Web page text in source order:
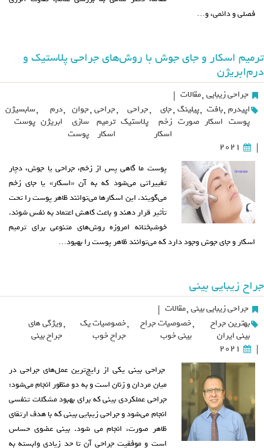
فصلی و دائمی، و…
ترمیم اسکار و جای جوش با روش‌های جراحی پلاستیک و
درم‌ابریژن
جراحی زیبایی ,مقالات |
اپیدرم
پوست
,بافت
اسکار
,پیلینگ
صورت
,جای
زخم
اسکار
,جراحی
پلاستیک
,جراحی
ترمیم
اسکار
,جوان
سازی
پوست
,درم
ابریژن
,سابسیژن
پوست
|
2021
پوست ما گاهی پس از زخم، جراحی یا جوش، دچار
تغییراتی می‌شود که به آن «اسکار» یا جای زخم
می‌گویند. این اسکارها می‌توانند ظاهر پوست را تحت
تأثیر قرار دهند و باعث کاهش اعتماد به نفس شوند.
خوشبختانه امروزه روش‌های متنوعی برای ترمیم
اسکار و جای جوش وجود دارد که می‌توانند ظاهر پوست را بهبود…
جراح زیبایی بینی
جراحی زیبایی بینی ,مقالات |
بهترین جراح
بینی ایران
,خصوصیات جراح
بینی خوب
,خصوصیات یک
جراح خوب
,ویژگی های
جراح بینی
|
2021
جراحی بینی یکی از رایج‌ترین عمل‌های جراحی در
میان مردان و زنان است و به دو منظور انجام می‌شود:
جراحی عملکردی بینی که برای بهبود مشکلات تنفسی
انجام می‌شود و جراحی زیبایی بینی که با هدف ارتقای
ظاهر صورت، انجام می شود. بینی عضوی حساس
است و موفقیت جراحی آن تا حد زیادی وابسته به